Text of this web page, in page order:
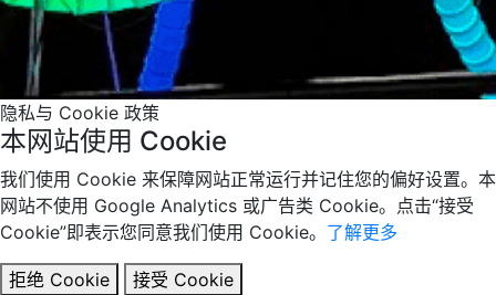
隐私与 Cookie 政策
本网站使用 Cookie
我们使用 Cookie 来保障网站正常运行并记住您的偏好设置。本
网站不使用 Google Analytics 或广告类 Cookie。点击“接受
Cookie”即表示您同意我们使用 Cookie。 了解更多
拒绝 Cookie
接受 Cookie